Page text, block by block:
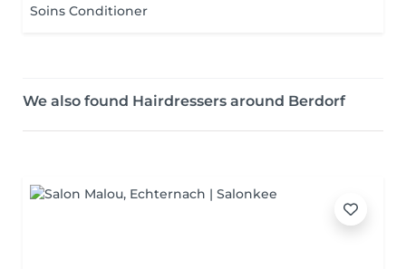
Soins Conditioner
We also found Hairdressers around Berdorf